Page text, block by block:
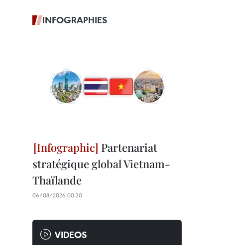
INFOGRAPHIES
Partenariat
stratégique global Vietnam-
Thaïlande
06/08/2026 00:30
VIDEOS